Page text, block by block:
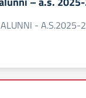
ALUNNI - A.S.2025-